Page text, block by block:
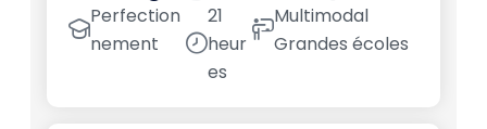
Perfection
nement
21
heur
es
Multimodal
Grandes écoles